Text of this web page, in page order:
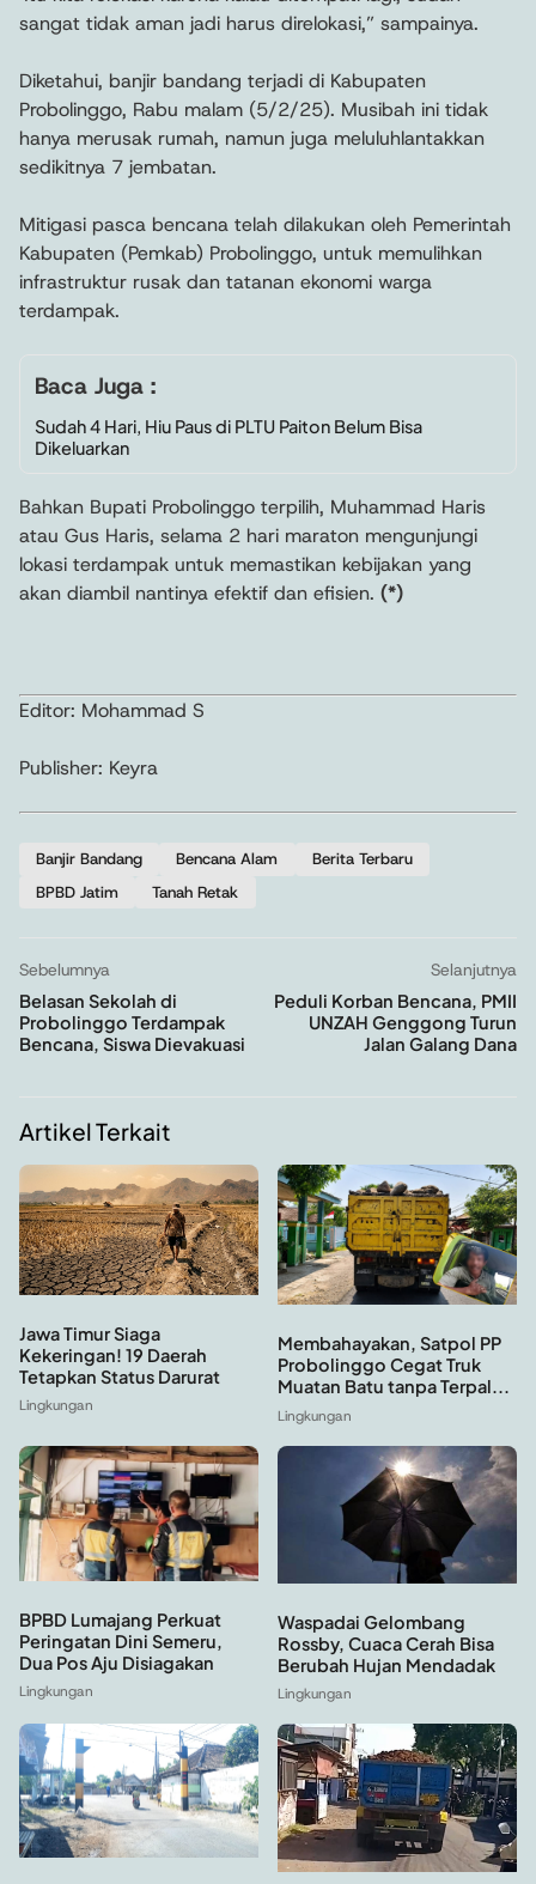
sangat tidak aman jadi harus direlokasi,” sampainya.
Diketahui, banjir bandang terjadi di Kabupaten
Probolinggo, Rabu malam (5/2/25). Musibah ini tidak
hanya merusak rumah, namun juga meluluhlantakkan
sedikitnya 7 jembatan.
Mitigasi pasca bencana telah dilakukan oleh Pemerintah
Kabupaten (Pemkab) Probolinggo, untuk memulihkan
infrastruktur rusak dan tatanan ekonomi warga
terdampak.
Baca Juga :
Sudah 4 Hari, Hiu Paus di PLTU Paiton Belum Bisa
Dikeluarkan
Bahkan Bupati Probolinggo terpilih, Muhammad Haris
atau Gus Haris, selama 2 hari maraton mengunjungi
lokasi terdampak untuk memastikan kebijakan yang
akan diambil nantinya efektif dan efisien. (*)
Editor: Mohammad S
Publisher: Keyra
Banjir Bandang Bencana Alam
Berita Terbaru
BPBD Jatim
Tanah Retak
Sebelumnya
Belasan Sekolah di
Probolinggo Terdampak
Bencana, Siswa Dievakuasi
Selanjutnya
Peduli Korban Bencana, PMII
UNZAH Genggong Turun
Jalan Galang Dana
Artikel Terkait
Jawa Timur Siaga
Kekeringan! 19 Daerah
Tetapkan Status Darurat
Lingkungan
Membahayakan, Satpol PP
Probolinggo Cegat Truk
Muatan Batu tanpa Terpal...
Lingkungan
BPBD Lumajang Perkuat
Peringatan Dini Semeru,
Dua Pos Aju Disiagakan
Lingkungan
Waspadai Gelombang
Rossby, Cuaca Cerah Bisa
Berubah Hujan Mendadak
Lingkungan